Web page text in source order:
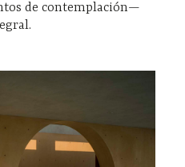
de contemplación—